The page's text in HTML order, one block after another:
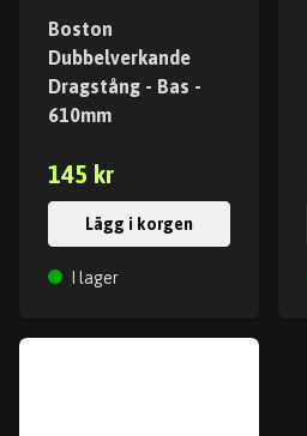
Boston
Dubbelverkande
Dragstång - Bas -
610mm
145 kr
Lägg i korgen
I lager